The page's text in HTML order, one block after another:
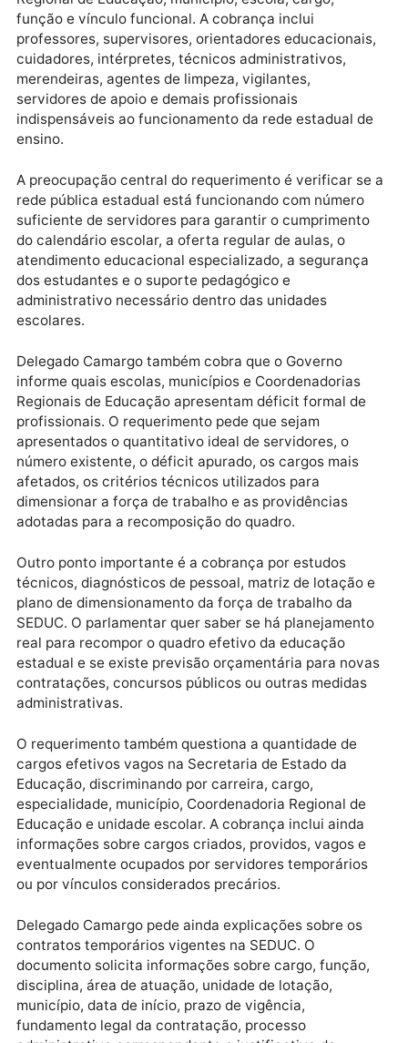
Publicidade
No documento, o parlamentar solicita que o Governo
apresente dados detalhados por Coordenadoria
Regional de Educação, município, escola, cargo,
função e vínculo funcional. A cobrança inclui
cuidadores, intérpretes, técnicos administrativos,
merendeiras, agentes de limpeza, vigilantes,
servidores de apoio e demais profissionais
indispensáveis ao funcionamento da rede estadual
ensino.
A preocupação central do requerimento é verificar
suficiente de servidores para garantir o
do calendário escolar, a oferta regular de aulas, o
atendimento educacional especializado, a
dos estudantes e o suporte pedagógico e
administrativo necessário dentro das unidades
escolares.
Delegado Camargo também cobra que o Governo
Regionais de Educação apresentam déficit formal de
profissionais. O requerimento pede que sejam
apresentados o quantitativo ideal de servidores, o
número existente, o déficit apurado, os cargos mais
afetados, os critérios técnicos utilizados para
dimensionar a força de trabalho e as providências
adotadas para a recomposição do quadro.
Outro ponto importante é a cobrança por estudos
técnicos, diagnósticos de pessoal, matriz de lotação
plano de dimensionamento da força de trabalho da
SEDUC. O parlamentar quer saber se há
real para recompor o quadro efetivo da educação
estadual e se existe previsão orçamentária para
contratações, concursos públicos ou outras medidas
administrativas.
O requerimento também questiona a quantidade de
cargos efetivos vagos na Secretaria de Estado da
Educação, discriminando por carreira, cargo,
especialidade, município, Coordenadoria Regional de
Educação e unidade escolar. A cobrança inclui ainda